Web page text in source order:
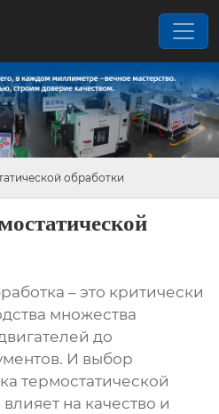
обработки
– это критически
множества
до
И выбор
термостатической
на качество и